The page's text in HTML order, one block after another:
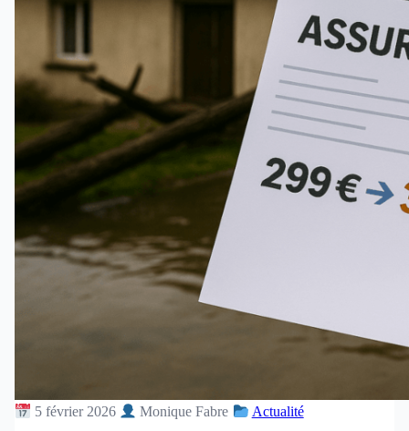
5 février 2026 Monique Fabre Actualité